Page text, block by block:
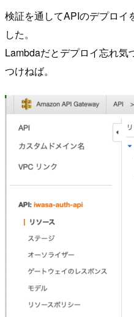
検証を通してAPIのデプロイ
した。
Lambdaだとデプロイ忘れ気
つけねば。